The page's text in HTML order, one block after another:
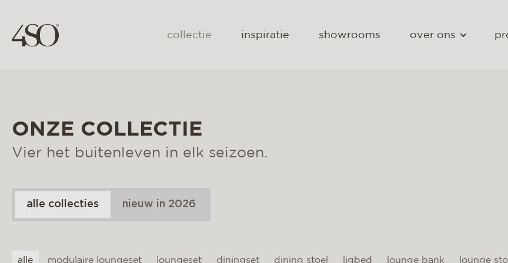
collectie inspiratie showrooms over ons
ONZE COLLECTIE
Vier het buitenleven in elk seizoen.
alle collecties nieuw in 2026
alle modulaire loungeset loungeset diningset dining stoel ligbed lounge bank lounge